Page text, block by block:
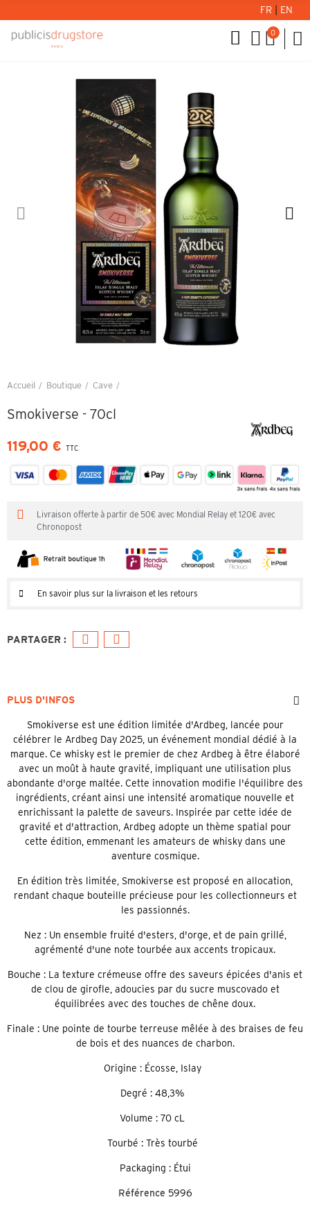
FR EN
0
Accueil Boutique Cave
Smokiverse - 70cl
119,00 € TTC
Livraison offerte à partir de 50€ avec Mondial Relay et 120€ avec
Chronopost
En savoir plus sur la livraison et les retours
PLUS D'INFOS
Smokiverse est une édition limitée d'Ardbeg, lancée pour
célébrer le Ardbeg Day 2025, un événement mondial dédié à la
marque. Ce whisky est le premier de chez Ardbeg à être élaboré
avec un moût à haute gravité, impliquant une utilisation plus
abondante d'orge maltée. Cette innovation modifie l'équilibre des
ingrédients, créant ainsi une intensité aromatique nouvelle et
enrichissant la palette de saveurs. Inspirée par cette idée de
gravité et d'attraction, Ardbeg adopte un thème spatial pour
cette édition, emmenant les amateurs de whisky dans une
aventure cosmique.
En édition très limitée, Smokiverse est proposé en allocation,
rendant chaque bouteille précieuse pour les collectionneurs et
les passionnés.
Nez : Un ensemble fruité d'esters, d'orge, et de pain grillé,
agrémenté d'une note tourbée aux accents tropicaux.
Bouche : La texture crémeuse offre des saveurs épicées d'anis et
de clou de girofle, adoucies par du sucre muscovado et
équilibrées avec des touches de chêne doux.
Finale : Une pointe de tourbe terreuse mêlée à des braises de feu
de bois et des nuances de charbon.
Origine : Écosse, Islay
Degré : 48,3%
Volume : 70 cL
Tourbé : Très tourbé
Packaging : Étui
Référence 5996